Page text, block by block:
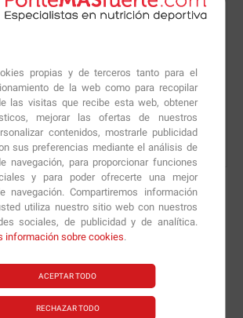
propias y de terceros tanto para el
de la web como para recopilar
las visitas que recibe esta web, obtener
mejorar las ofertas de nuestros
contenidos, mostrarle publicidad
sus preferencias mediante el análisis de
navegación, para proporcionar funciones
y para poder ofrecerte una mejor
navegación. Compartiremos información
utiliza nuestro sitio web con nuestros
sociales, de publicidad y de analítica.
información sobre cookies.
ACEPTAR TODO
RECHAZAR TODO
y
de